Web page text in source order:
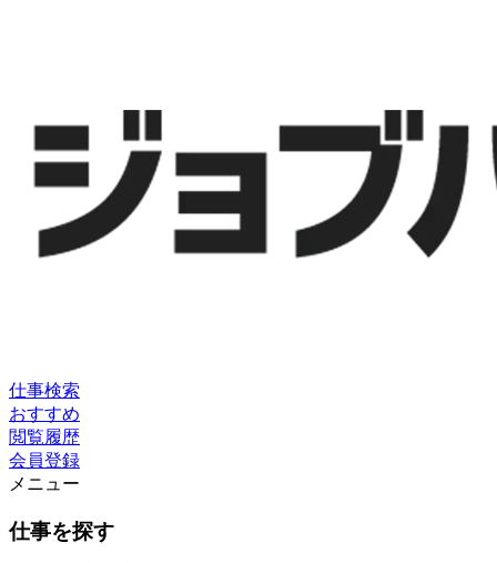
仕事検索
おすすめ
閲覧履歴
会員登録
メニュー
仕事を探す